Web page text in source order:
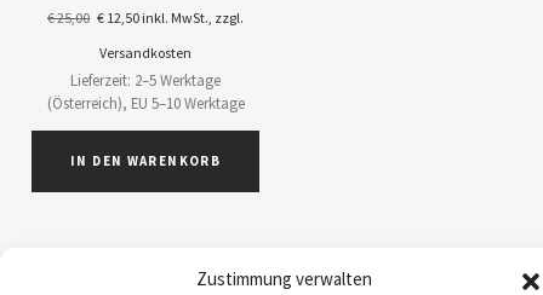
Zustimmung verwalten
€25,00 € 12,50 inkl. MwSt., zzgl.
Versandkosten
Lieferzeit: 2–5 Werktage
(Österreich), EU 5–10 Werktage
IN DEN WARENKORB